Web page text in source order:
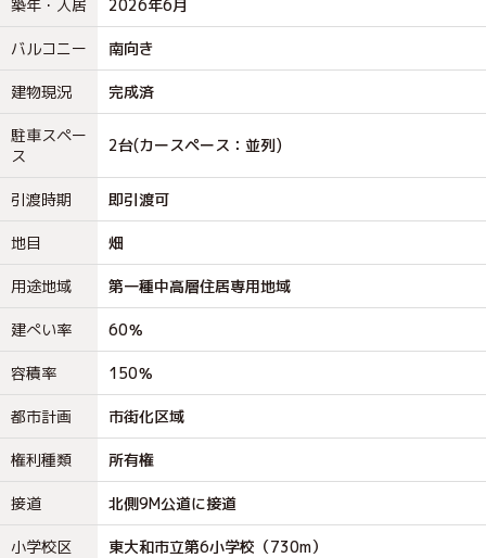
築年・入居 2026年6月
バルコニー 南向き
建物現況 完成済
駐車スペー
ス
2台(カースペース：並列)
引渡時期 即引渡可
地目 畑
用途地域 第一種中高層住居専用地域
建ぺい率 60％
容積率 150％
都市計画 市街化区域
権利種類 所有権
接道 北側9M公道に接道
小学校区 東大和市立第6小学校（730m）